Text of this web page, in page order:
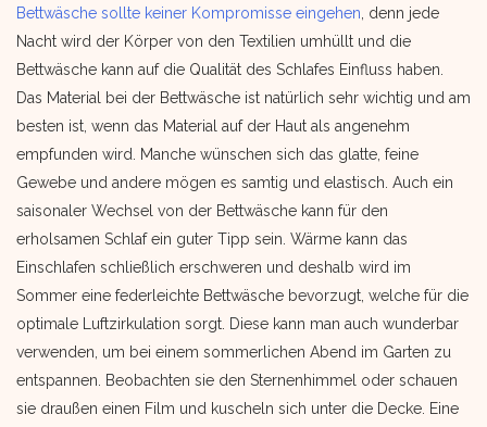
Bettwäsche sollte keiner Kompromisse eingehen , denn jede
Nacht wird der Körper von den Textilien umhüllt und die
Bettwäsche kann auf die Qualität des Schlafes Einfluss haben.
Das Material bei der Bettwäsche ist natürlich sehr wichtig und am
besten ist, wenn das Material auf der Haut als angenehm
empfunden wird. Manche wünschen sich das glatte, feine
Gewebe und andere mögen es samtig und elastisch. Auch ein
saisonaler Wechsel von der Bettwäsche kann für den
erholsamen Schlaf ein guter Tipp sein. Wärme kann das
Einschlafen schließlich erschweren und deshalb wird im
Sommer eine federleichte Bettwäsche bevorzugt, welche für die
optimale Luftzirkulation sorgt. Diese kann man auch wunderbar
verwenden, um bei einem sommerlichen Abend im Garten zu
entspannen. Beobachten sie den Sternenhimmel oder schauen
sie draußen einen Film und kuscheln sich unter die Decke. Eine